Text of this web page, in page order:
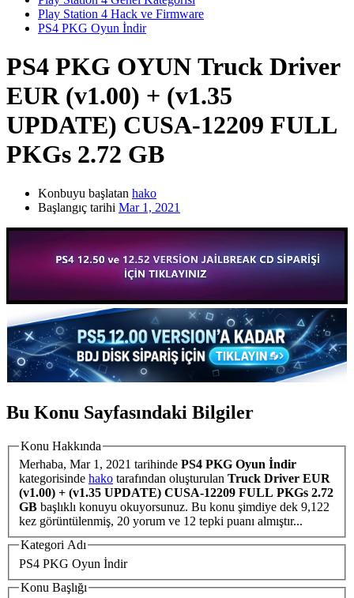
Play Station 4 Hack ve Firmware
PS4 PKG Oyun İndir
PS4 PKG OYUN Truck Driver
EUR (v1.00) + (v1.35
UPDATE) CUSA-12209 FULL
PKGs 2.72 GB
Konbuyu başlatan hako
Başlangıç tarihi Mar 1, 2021
Bu Konu Sayfasındaki Bilgiler
Konu Hakkında
Merhaba, Mar 1, 2021 tarihinde PS4 PKG Oyun İndir
kategorisinde hako tarafından oluşturulan Truck Driver EUR
(v1.00) + (v1.35 UPDATE) CUSA-12209 FULL PKGs 2.72
GB başlıklı konuyu okuyorsunuz. Bu konu şimdiye dek 9,122
kez görüntülenmiş, 20 yorum ve 12 tepki puanı almıştır...
Kategori Adı
PS4 PKG Oyun İndir
Konu Başlığı